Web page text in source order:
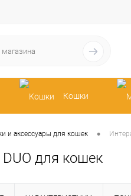
Кошки
и аксессуары для кошек •
для кошек